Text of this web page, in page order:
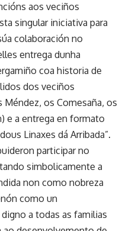
aos veciños
singular iniciativa para
colaboración no
entrega dunha
coa historia de
dos veciños
Méndez, os Comesaña, os
e a entrega en formato
Linaxes dá Arribada”.
participar no
simbolicamente a
non como nobreza
como un
a todas as familias